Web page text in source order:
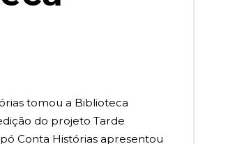
tomou a Biblioteca
do projeto Tarde
Conta Histórias apresentou